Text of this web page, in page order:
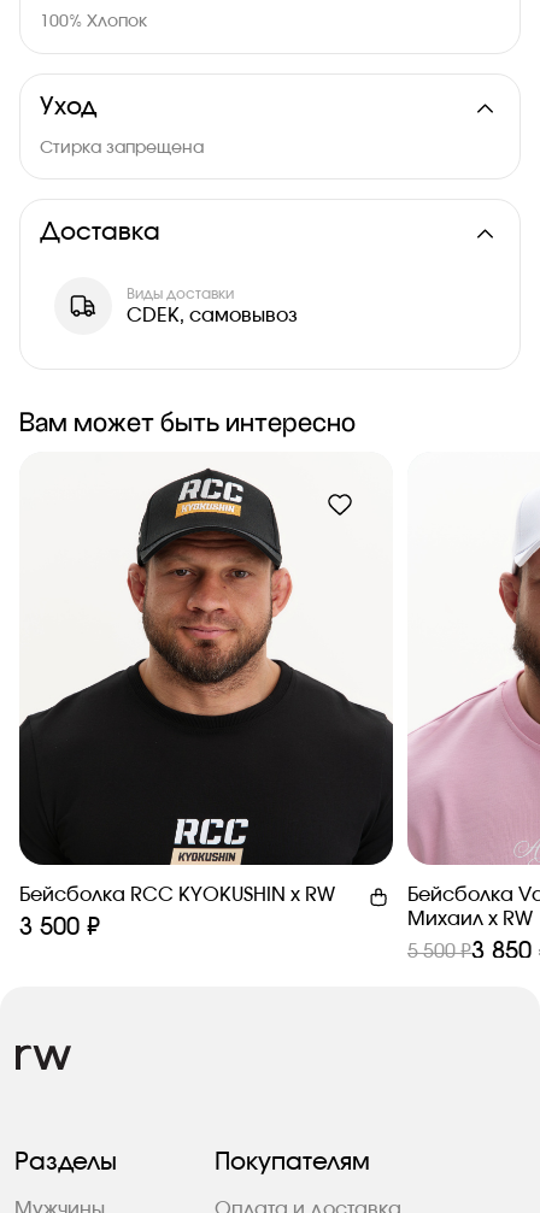
100% Хлопок
Уход
Стирка запрещена
Доставка
Виды доставки
CDEK, самовывоз
Вам может быть интересно
Бейсболка RCC KYOKUSHIN х RW
3 500 ₽
Бейсболка
Михаил x RW
5 500 ₽3 850
Разделы Покупателям